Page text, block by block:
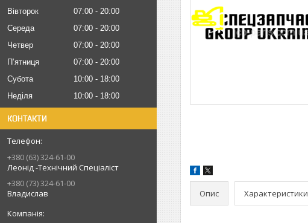
Вівторок
07:00
20:00
Середа
07:00
20:00
Четвер
07:00
20:00
Пʼятниця
07:00
20:00
Субота
10:00
18:00
Неділя
10:00 18:00
КОНТАКТИ
+380 (63) 324-61-00
Леонід -Технічний Спеціаліст
+380 (73) 324-61-00
Владислав
Опис Характеристики